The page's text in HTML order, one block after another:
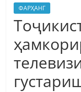
ФАРҲАНГ